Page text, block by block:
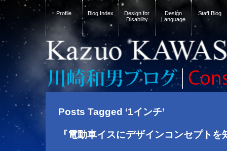
Profile Blog Index
Design for
Disability
Design
Language
Staff Blog
Posts Tagged ‘1インチ’
『電動車イスにデザインコンセプトを